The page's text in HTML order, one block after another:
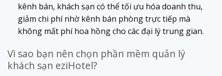
kênh bán, khách sạn có thể tối ưu hóa doanh thu,
giảm chi phí nhờ kênh bán phòng trực tiếp mà
không mất phí hoa hồng cho các đại lý trung gian.
Vì sao bạn nên chọn phần mềm quản lý
khách sạn eziHotel?